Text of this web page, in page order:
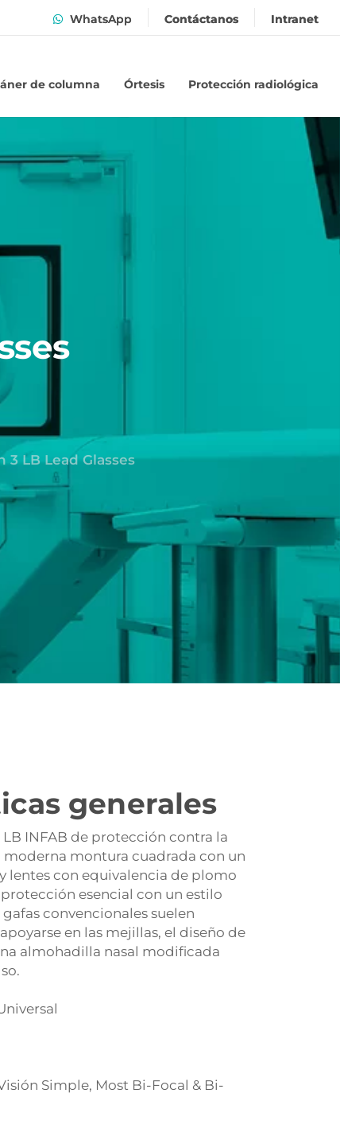
WhatsApp Contáctanos Intranet
de columna Órtesis Protección radiológica
3 LB Lead Glasses
generales
LB INFAB de protección contra la
montura cuadrada con un
lentes con equivalencia de plomo
esencial con un estilo
convencionales suelen
en las mejillas, el diseño de
almohadilla nasal modificada
Simple, Most Bi-Focal & Bi-